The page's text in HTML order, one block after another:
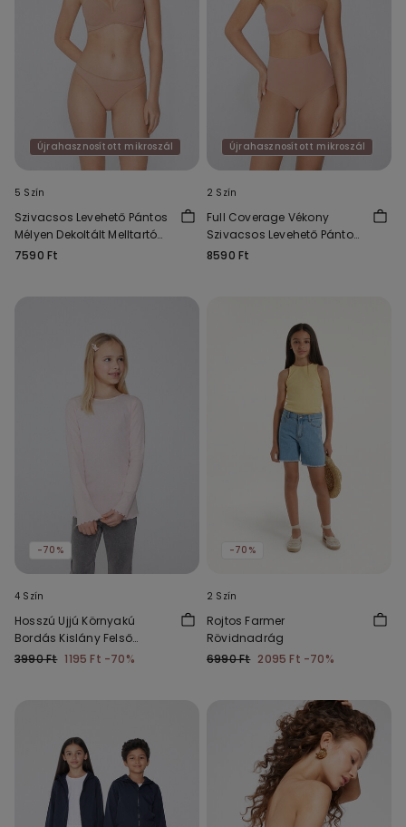
Újrahasznosított mikroszál
5 Szín
Szivacsos Levehető Pántos
Mélyen Dekoltált Melltartó
Újrahasznosított
7590 Ft
Újrahasznosított mikroszál
2 Szín
Full Coverage Vékony
Szivacsos Levehető Pántos
Melltartó Újrahasznosított
8590 Ft
-70%
4 Szín
Hosszú Ujjú Környakú
Bordás Kislány Felső
Hullámos Szegéllyel
3990 Ft 1195 Ft -70%
-70%
2 Szín
Rojtos Farmer
Rövidnadrág
6990 Ft 2095 Ft -70%